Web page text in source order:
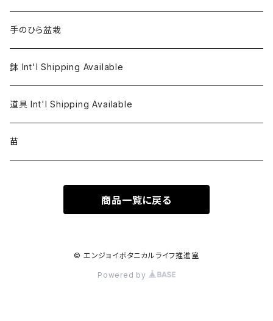
手のひら盆栽
鉢 Int'l Shipping Available
道具 Int'l Shipping Available
苗
商品一覧に戻る
© エンジョイボタニカルライフ推進室
Powered by